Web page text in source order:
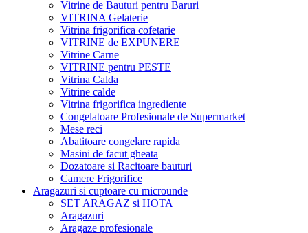
Vitrine de Bauturi pentru Baruri
VITRINA Gelaterie
Vitrina frigorifica cofetarie
VITRINE de EXPUNERE
Vitrine Carne
VITRINE pentru PESTE
Vitrina Calda
Vitrine calde
Vitrina frigorifica ingrediente
Congelatoare Profesionale de Supermarket
Mese reci
Abatitoare congelare rapida
Masini de facut gheata
Dozatoare si Racitoare bauturi
Camere Frigorifice
Aragazuri si cuptoare cu microunde
SET ARAGAZ si HOTA
Aragazuri
Aragaze profesionale